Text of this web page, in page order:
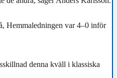
Hemmaledningen var 4–0 inför
denna kväll i klassiska